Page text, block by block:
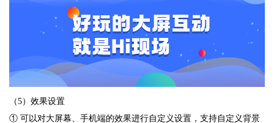
（5）效果设置
① 可以对大屏幕、手机端的效果进行自定义设置，支持自定义背景